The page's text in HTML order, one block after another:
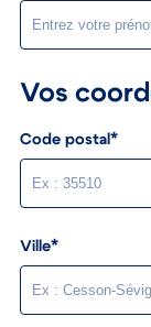
Vos
Code postal*
Ville*